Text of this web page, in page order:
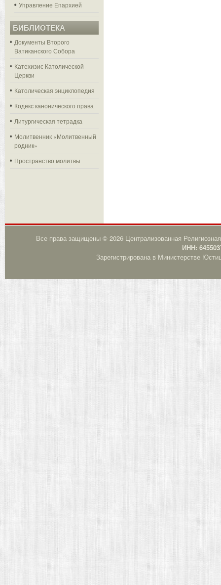
Управление Епархией
БИБЛИОТЕКА
Документы Второго
Ватиканского Собора
Катехизис Католической
Церкви
Католическая энциклопедия
Кодекс канонического права
Литургическая тетрадка
Молитвенник «Молитвенный
родник»
Пространство молитвы
Все права защищены © 2026 Централизованная
ИНН:
Зарегистрирована в Министерстве